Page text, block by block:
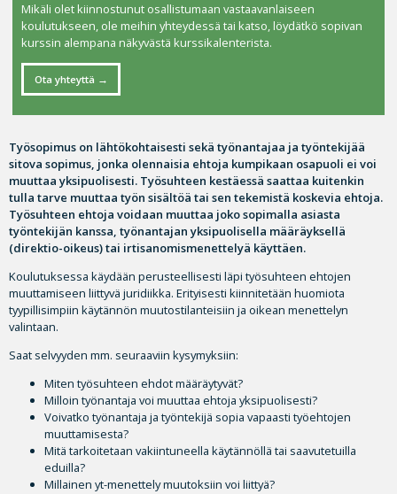
Työsopimus on lähtökohtaisesti sekä työnantajaa ja työntekijää
sitova sopimus, jonka olennaisia ehtoja kumpikaan osapuoli ei voi
muuttaa yksipuolisesti. Työsuhteen kestäessä saattaa kuitenkin
tulla tarve muuttaa työn sisältöä tai sen tekemistä koskevia ehtoja.
Työsuhteen ehtoja voidaan muuttaa joko sopimalla asiasta
työntekijän kanssa, työnantajan yksipuolisella määräyksellä
(direktio-oikeus) tai irtisanomismenettelyä käyttäen.
Koulutuksessa käydään perusteellisesti läpi työsuhteen ehtojen
muuttamiseen liittyvä juridiikka. Erityisesti kiinnitetään huomiota
tyypillisimpiin käytännön muutostilanteisiin ja oikean menettelyn
valintaan.
Saat selvyyden mm. seuraaviin kysymyksiin:
Miten työsuhteen ehdot määräytyvät?
Milloin työnantaja voi muuttaa ehtoja yksipuolisesti?
Voivatko työnantaja ja työntekijä sopia vapaasti työehtojen
muuttamisesta?
Mitä tarkoitetaan vakiintuneella käytännöllä tai saavutetuilla
eduilla?
Millainen yt-menettely muutoksiin voi liittyä?
Mikäli olet kiinnostunut osallistumaan vastaavanlaiseen
koulutukseen, ole meihin yhteydessä tai katso, löydätkö sopivan
kurssin alempana näkyvästä kurssikalenterista.
Ota yhteyttä